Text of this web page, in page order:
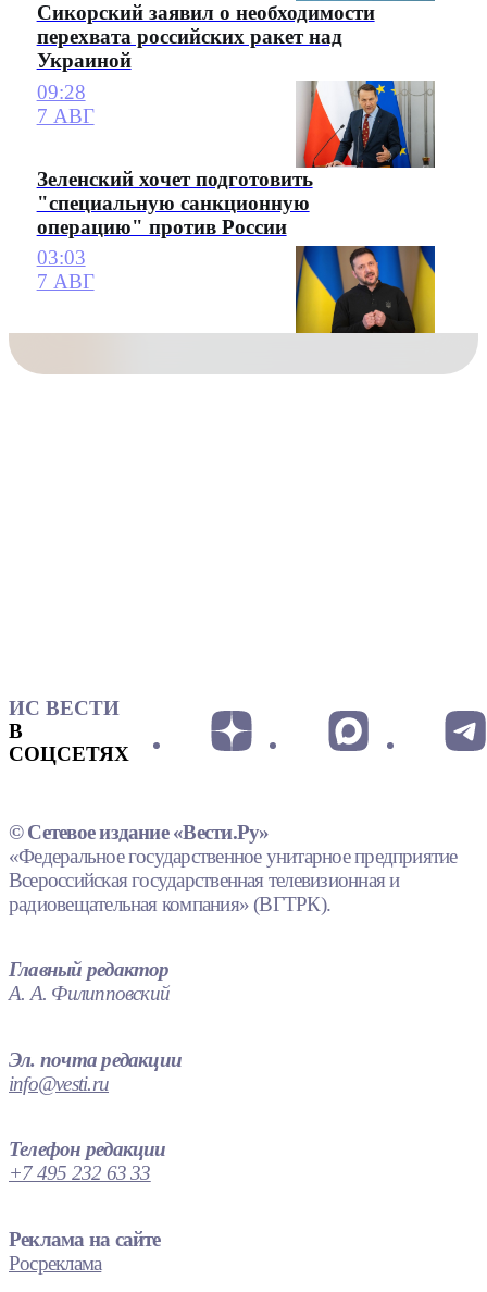
Сикорский заявил о необходимости
перехвата российских ракет над
Украиной
09:28
7 АВГ
Зеленский хочет подготовить
"специальную санкционную
операцию" против России
03:03
7 АВГ
ИС ВЕСТИ
В
СОЦСЕТЯХ
© Сетевое издание «Вести.Ру»
«Федеральное государственное унитарное предприятие
Всероссийская государственная телевизионная и
радиовещательная компания» (ВГТРК).
Главный редактор
А. А. Филипповский
Эл. почта редакции
info@vesti.ru
Телефон редакции
+7 495 232 63 33
Реклама на сайте
Росреклама